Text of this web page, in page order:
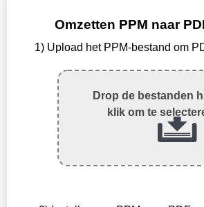
Omzetten PPM naar
1) Upload het PPM-bestand om
Drop de bestanden
klik om te